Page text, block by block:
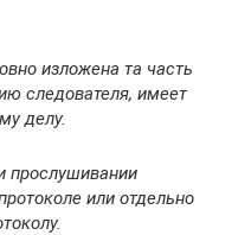
изложена та часть
следователя, имеет
делу.
прослушивании
или отдельно